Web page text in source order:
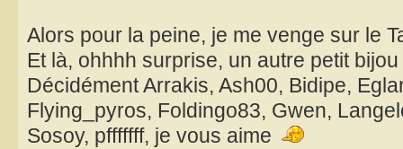
Alors pour la peine, je me venge sur le
Et là, ohhhh surprise, un autre petit
Décidément Arrakis, Ash00, Bidipe,
Flying_pyros, Foldingo83, Gwen,
Sosoy, pfffffff, je vous aime